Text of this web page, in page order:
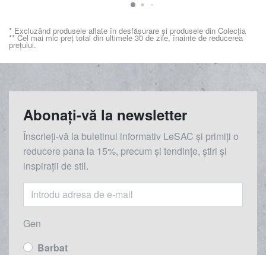
* Excluzând produsele aflate în desfășurare și produsele din Colecția
** Cel mai mic preț total din ultimele 30 de zile, înainte de reducerea
prețului.
Abonați-vă la newsletter
Înscrieți-vă la buletinul informativ LeSAC și primiți o
reducere pana la 15%, precum și tendințe, știri și
inspirații de stil.
Gen
Barbat